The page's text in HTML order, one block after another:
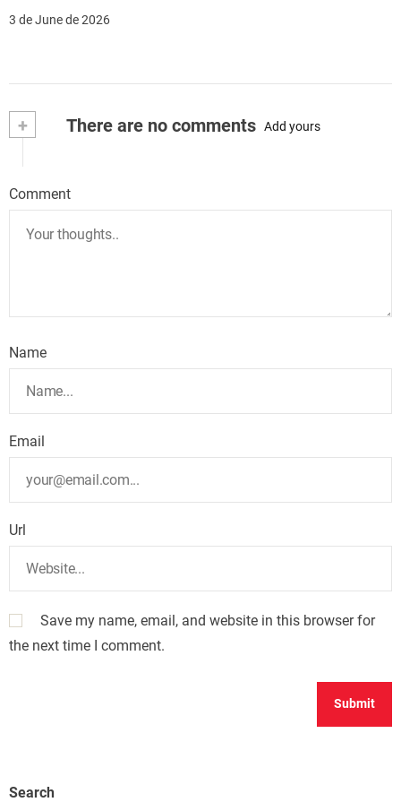
3 de June de 2026
+ There are no comments Add yours
Comment
Name
Email
Url
Save my name, email, and website in this browser for
the next time I comment.
Search